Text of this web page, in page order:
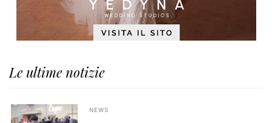
Le ultime notizie
NEWS